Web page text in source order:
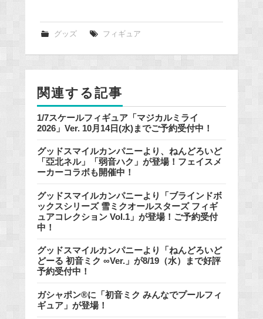
k
グッズ フィギュア
関連する記事
1/7スケールフィギュア「マジカルミライ
2026」Ver. 10月14日(水)までご予約受付中！
グッドスマイルカンパニーより、ねんどろいど
「亞北ネル」「弱音ハク」が登場！フェイスメ
ーカーコラボも開催中！
グッドスマイルカンパニーより「ブラインドボ
ックスシリーズ 雪ミクオールスターズ フィギ
ュアコレクション Vol.1」が登場！ご予約受付
中！
グッドスマイルカンパニーより「ねんどろいど
どーる 初音ミク ∞Ver.」が8/19（水）まで好評
予約受付中！
ガシャポン®に「初音ミク みんなでプールフィ
ギュア」が登場！